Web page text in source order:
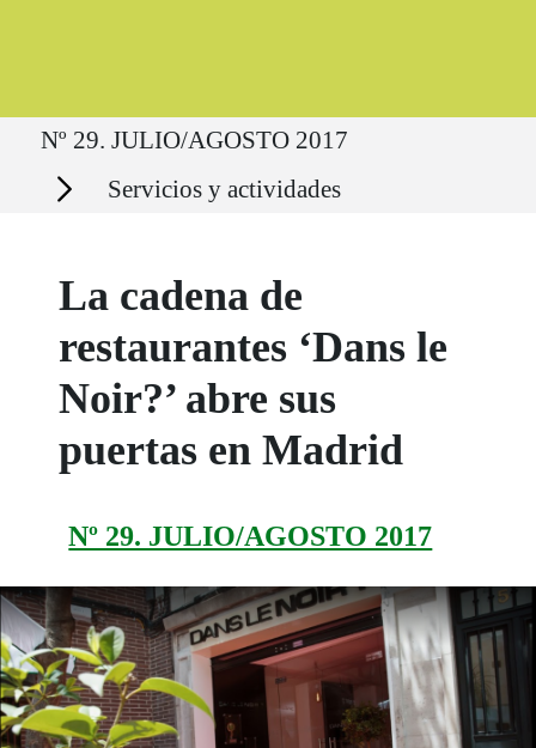
Ruta del sitio
Nº 29. JULIO/AGOSTO 2017
Secciones Servicios y actividades
La cadena de
restaurantes ‘Dans le
Noir?’ abre sus
puertas en Madrid
Nº 29. JULIO/AGOSTO 2017